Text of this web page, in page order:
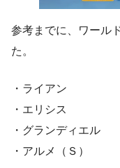
参考までに、ワール
た。
・ライアン
・エリシス
・グランディエル
・アルメ（Ｓ）